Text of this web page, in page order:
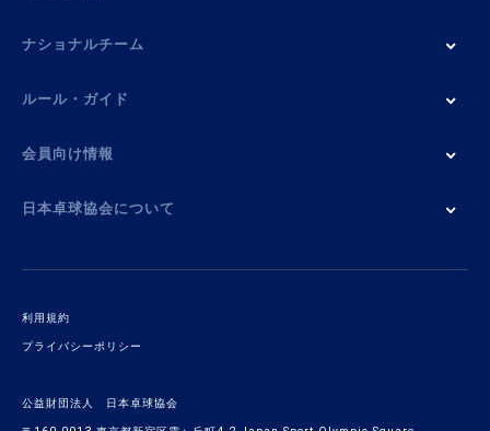
ナショナルチーム
ルール・ガイド
会員向け情報
日本卓球協会について
利用規約
プライバシーポリシー
公益財団法人 日本卓球協会